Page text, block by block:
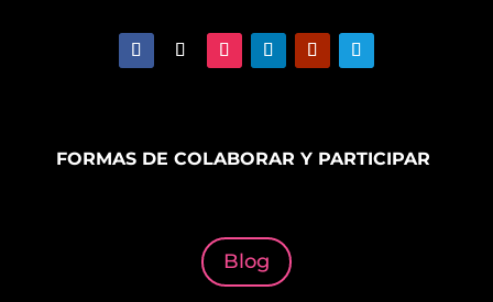
FORMAS DE COLABORAR Y PARTICIPAR
Blog